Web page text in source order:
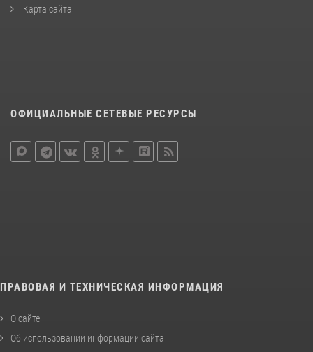
Карта сайта
ОФИЦИАЛЬНЫЕ СЕТЕВЫЕ РЕСУРСЫ
ПРАВОВАЯ И ТЕХНИЧЕСКАЯ ИНФОРМАЦИЯ
О сайте
Об использовании информации сайта